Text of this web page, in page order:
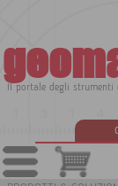
Il portale degli